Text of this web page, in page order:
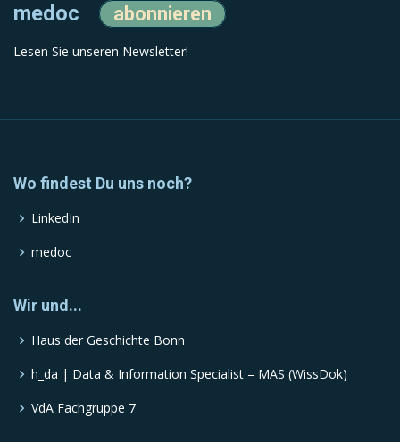
medoc abonnieren
Lesen Sie unseren Newsletter!
Wo findest Du uns noch?
LinkedIn
medoc
Wir und...
Haus der Geschichte Bonn
h_da | Data & Information Specialist – MAS (WissDok)
VdA Fachgruppe 7